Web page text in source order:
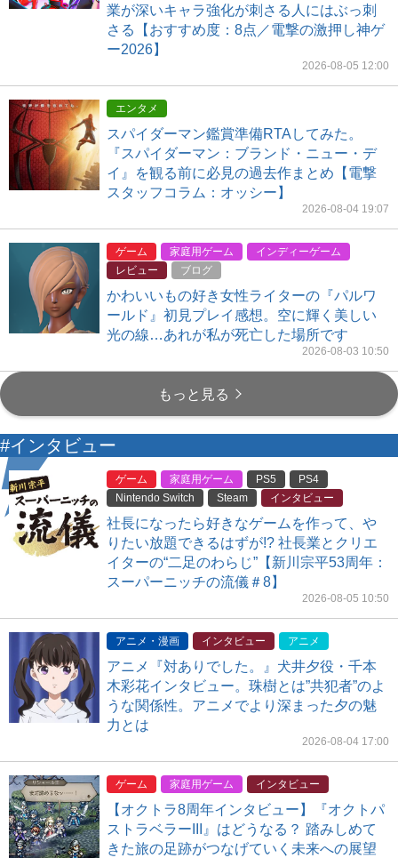
業が深いキャラ強化が刺さる人にはぶっ刺
さる【おすすめ度：8点／電撃の激押し神ゲ
ー2026】
2026-08-05 12:00
エンタメ
スパイダーマン鑑賞準備RTAしてみた。
『スパイダーマン：ブランド・ニュー・デ
イ』を観る前に必見の過去作まとめ【電撃
スタッフコラム：オッシー】
2026-08-04 19:07
ゲーム 家庭用ゲーム
インディーゲーム
レビュー
ブログ
かわいいもの好き女性ライターの『パルワ
ールド』初見プレイ感想。空に輝く美しい
光の線…あれが私が死亡した場所です
2026-08-03 10:50
もっと見る
#インタビュー
ゲーム 家庭用ゲーム PS5
PS4
Nintendo Switch
Steam インタビュー
社長になったら好きなゲームを作って、や
りたい放題できるはずが!? 社長業とクリエ
イターの“二足のわらじ”【新川宗平53周年：
スーパーニッチの流儀＃8】
2026-08-05 10:50
アニメ・漫画 インタビュー アニメ
アニメ『対ありでした。』犬井夕役・千本
木彩花インタビュー。珠樹とは”共犯者”のよ
うな関係性。アニメでより深まった夕の魅
力とは
2026-08-04 17:00
ゲーム 家庭用ゲーム インタビュー
【オクトラ8周年インタビュー】『オクトパ
ストラベラーIII』はどうなる？ 踏みしめて
きた旅の足跡がつなげていく未来への展望